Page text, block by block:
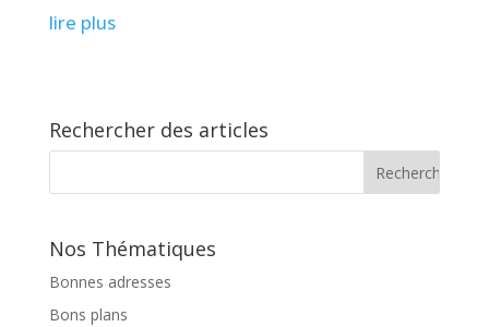
lire plus
Rechercher des articles
Nos Thématiques
Bonnes adresses
Bons plans